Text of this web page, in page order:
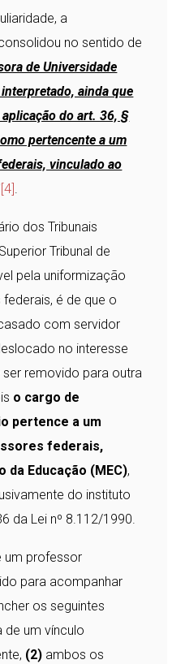
a
no sentido de
de Universidade
ainda que
do art. 36, §
pertencente a um
vinculado ao
[4].
dos Tribunais
Tribunal de
pela uniformização
é de que o
com servidor
no interesse
removido para outra
o cargo de
pertence a um
federais,
da Educação (MEC),
do instituto
da Lei nº 8.112/1990.
um professor
para acompanhar
os seguintes
de um vínculo
(2) ambos os